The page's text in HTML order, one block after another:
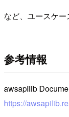
など、ユースケー
参考情報
awsapilib
https://